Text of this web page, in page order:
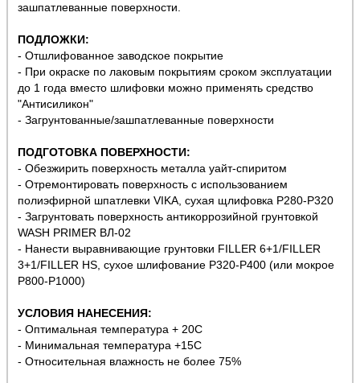
зашпатлеванные поверхности.
ПОДЛОЖКИ:
- Отшлифованное заводское покрытие
- При окраске по лаковым покрытиям сроком эксплуатации
до 1 года вместо шлифовки можно применять средство
"Антисиликон"
- Загрунтованные/зашпатлеванные поверхности
ПОДГОТОВКА ПОВЕРХНОСТИ:
- Обезжирить поверхность металла уайт-спиритом
- Отремонтировать поверхность с использованием
полиэфирной шпатлевки VIKA, сухая щлифовка P280-P320
- Загрунтовать поверхность антикоррозийной грунтовкой
WASH PRIMER ВЛ-02
- Нанести выравнивающие грунтовки FILLER 6+1/FILLER
3+1/FILLER HS, сухое шлифование P320-P400 (или мокрое
Р800-Р1000)
УСЛОВИЯ НАНЕСЕНИЯ:
- Оптимальная температура + 20С
- Минимальная температура +15С
- Относительная влажность не более 75%